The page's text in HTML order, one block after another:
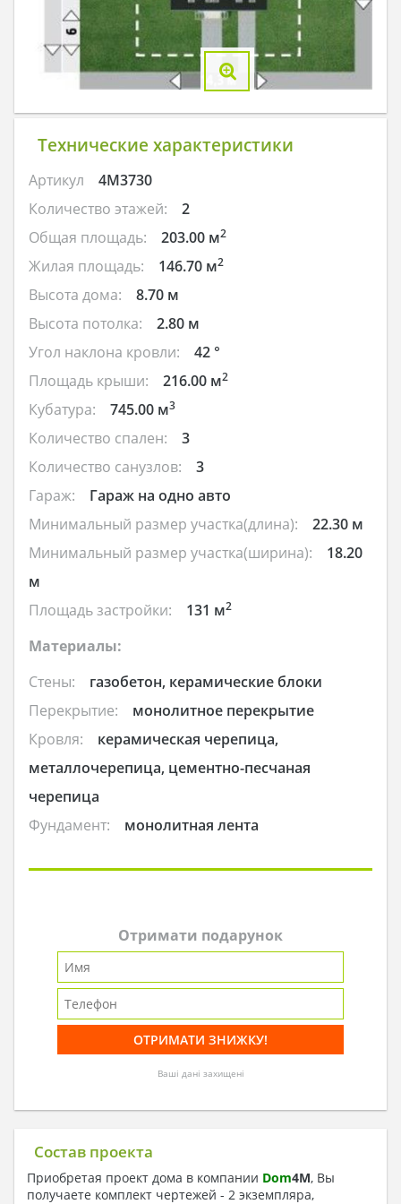
Технические характеристики
Артикул
4M3730
Количество этажей:
2
Общая площадь:
203.00 м2
Жилая площадь: 146.70 м2
Высота дома:
8.70 м
Высота потолка:
2.80 м
Угол наклона кровли:
42 °
Площадь крыши:
216.00 м2
Кубатура: 745.00 м3
Количество спален:
3
Количество санузлов:
3
Гараж:
Гараж на одно авто
Минимальный размер участка(длина):
22.30 м
Минимальный размер участка(ширина):
18.20
м
Площадь застройки:
131 м2
Материалы:
Стены:
газобетон, керамические блоки
Перекрытие:
монолитное перекрытие
Кровля:
керамическая черепица,
металлочерепица, цементно-песчаная
черепица
Фундамент:
монолитная лента
Отримати подарунок
Ваші дані захищені
Состав проекта
Приобретая проект дома в компании Dom4M, Вы
получаете комплект чертежей - 2 экземпляра,